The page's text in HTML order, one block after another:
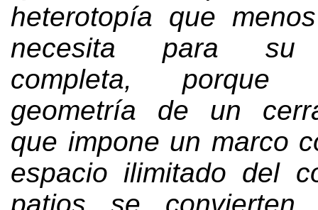
heterotopía que
necesita para su
completa, porque
geometría de un
que impone un marco
espacio ilimitado del
patios se